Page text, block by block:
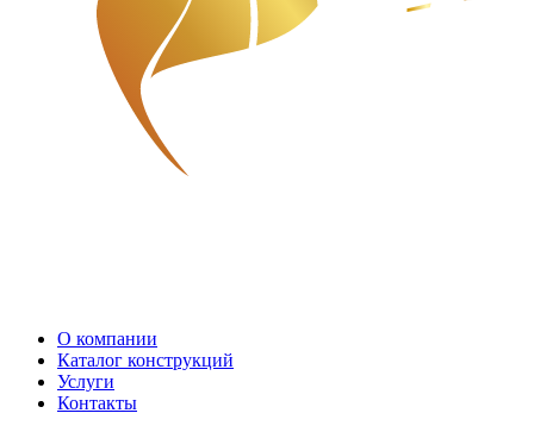
О компании
Каталог конструкций
Услуги
Контакты